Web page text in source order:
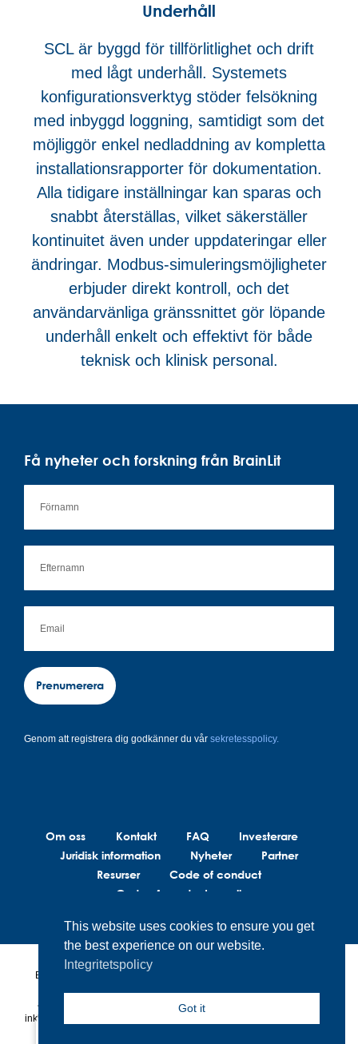
Underhåll
SCL är byggd för tillförlitlighet och drift
med lågt underhåll. Systemets
konfigurationsverktyg stöder felsökning
med inbyggd loggning, samtidigt som det
möjliggör enkel nedladdning av kompletta
installationsrapporter för dokumentation.
Alla tidigare inställningar kan sparas och
snabbt återställas, vilket säkerställer
kontinuitet även under uppdateringar eller
ändringar. Modbus-simuleringsmöjligheter
erbjuder direkt kontroll, och det
användarvänliga gränssnittet gör löpande
underhåll enkelt och effektivt för både
teknisk och klinisk personal.
Få nyheter och forskning från BrainLit
Prenumerera
Genom att registrera dig godkänner du vår sekretesspolicy.
Om oss Kontakt FAQ
Investerare
Juridisk information
Nyheter
Partner
Resurser
Code of conduct
Code of conduct suppliers
BrainLit®s produkter och tjänster är inte avsedda att diagnostisera,
ansvarig för hälsorelaterade beslut som fattas av slutanvändaren,
inklusive sjukvårdspersonal, när de använder BrainLit®-produkter och -
This website uses cookies to ensure you get
the best experience on our website.
Integritetspolicy
Got it